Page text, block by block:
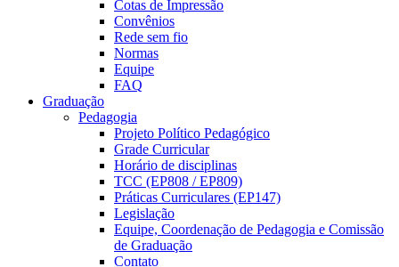
Cotas de Impressão
Convênios
Rede sem fio
Normas
Equipe
FAQ
Graduação
Pedagogia
Projeto Político Pedagógico
Grade Curricular
Horário de disciplinas
TCC (EP808 / EP809)
Práticas Curriculares (EP147)
Legislação
Equipe, Coordenação de Pedagogia e Comissão
de Graduação
Contato